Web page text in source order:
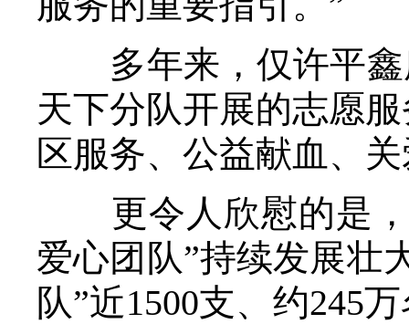
多年来，仅许平鑫
天下分队开展的志愿
区服务、公益献血、
更令人欣慰的是，
爱心团队”持续发展壮
队”近1500支、约245